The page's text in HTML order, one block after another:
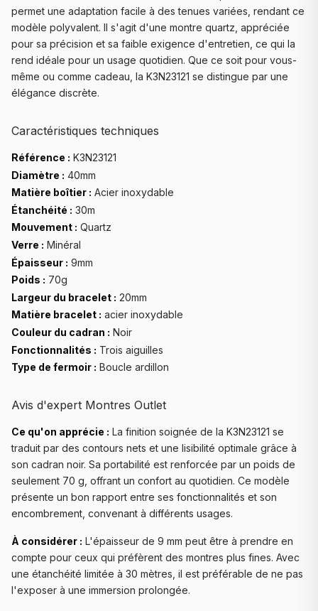
permet une adaptation facile à des tenues variées, rendant ce
modèle polyvalent. Il s'agit d'une montre quartz, appréciée
pour sa précision et sa faible exigence d'entretien, ce qui la
rend idéale pour un usage quotidien. Que ce soit pour vous-
même ou comme cadeau, la K3N23121 se distingue par une
élégance discrète.
Caractéristiques techniques
Référence : K3N23121
Diamètre : 40mm
Matière boîtier : Acier inoxydable
Étanchéité : 30m
Mouvement : Quartz
Verre : Minéral
Épaisseur : 9mm
Poids : 70g
Largeur du bracelet : 20mm
Matière bracelet : acier inoxydable
Couleur du cadran : Noir
Fonctionnalités : Trois aiguilles
Type de fermoir : Boucle ardillon
Avis d'expert Montres Outlet
Ce qu'on apprécie : La finition soignée de la K3N23121 se
traduit par des contours nets et une lisibilité optimale grâce à
son cadran noir. Sa portabilité est renforcée par un poids de
seulement 70 g, offrant un confort au quotidien. Ce modèle
présente un bon rapport entre ses fonctionnalités et son
encombrement, convenant à différents usages.
À considérer : L'épaisseur de 9 mm peut être à prendre en
compte pour ceux qui préfèrent des montres plus fines. Avec
une étanchéité limitée à 30 mètres, il est préférable de ne pas
l'exposer à une immersion prolongée.